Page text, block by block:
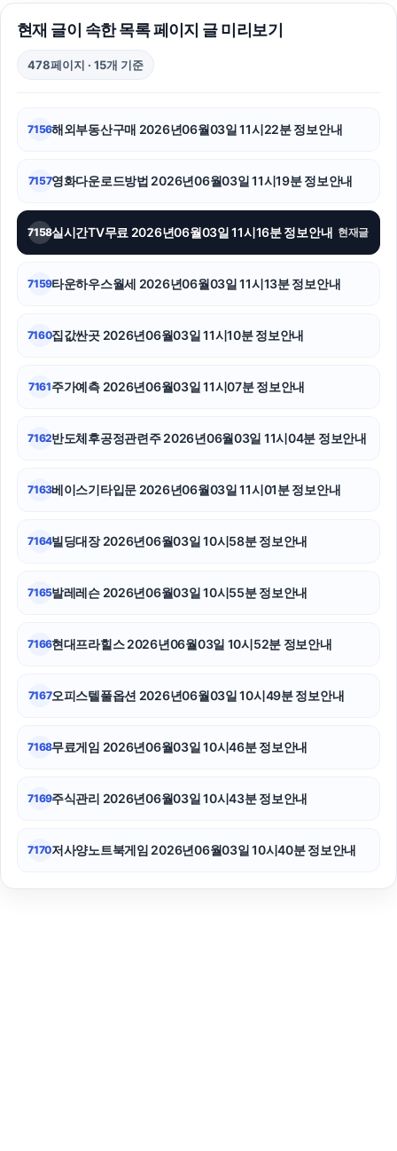
불륜증거
폰테크
동작하수구막힘
대구이혼전문변호사
안산피부과
현재 글이 속한 목록 페이지 글 미리보기
478페이지 · 15개 기준
7156해외부동산구매 2026년06월03일 11시22분 정보안내
7157영화다운로드방법 2026년06월03일 11시19분 정보안내
7158실시간TV무료 2026년06월03일 11시16분 정보안내 현재글
7159타운하우스월세 2026년06월03일 11시13분 정보안내
7160집값싼곳 2026년06월03일 11시10분 정보안내
7161주가예측 2026년06월03일 11시07분 정보안내
7162반도체후공정관련주 2026년06월03일 11시04분 정보안내
7163베이스기타입문 2026년06월03일 11시01분 정보안내
7164빌딩대장 2026년06월03일 10시58분 정보안내
7165발레레슨 2026년06월03일 10시55분 정보안내
7166현대프라힐스 2026년06월03일 10시52분 정보안내
7167오피스텔풀옵션 2026년06월03일 10시49분 정보안내
7168무료게임 2026년06월03일 10시46분 정보안내
7169주식관리 2026년06월03일 10시43분 정보안내
7170저사양노트북게임 2026년06월03일 10시40분 정보안내